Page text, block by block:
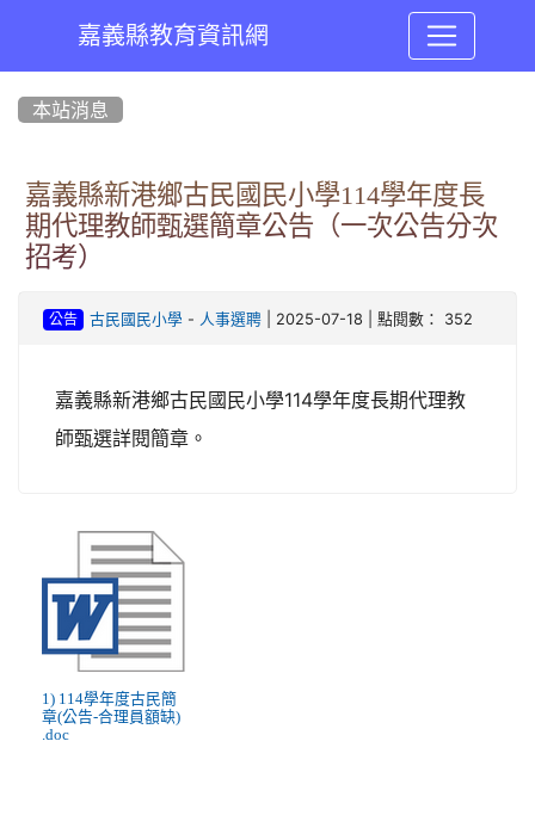
嘉義縣教育資訊網
本站消息
嘉義縣新港鄉古民國民小學114學年度長
期代理教師甄選簡章公告（一次公告分次
招考）
公告 古民國民小學- 人事選聘| 2025-07-18 | 點閱數： 352
嘉義縣新港鄉古民國民小學114學年度長期代理教
師甄選詳閱簡章。
1) 114學年度古民簡
章(公告-合理員額缺)
.doc